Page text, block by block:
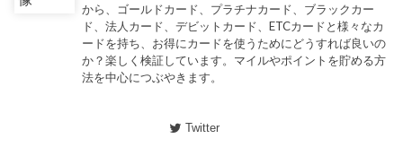
から、ゴールドカード、プラチナカード、ブラックカー
ド、法人カード、デビットカード、ETCカードと様々なカ
ードを持ち、お得にカードを使うためにどうすれば良いの
か？楽しく検証しています。マイルやポイントを貯める方
法を中心につぶやきます。
Twitter